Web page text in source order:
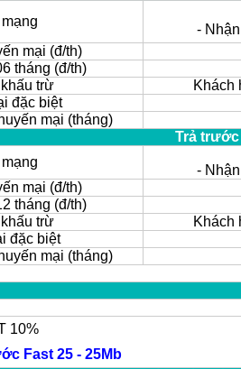
-
mại (đ/th)
tháng (đ/th)
trừ
Khách
đặc biệt
mại (tháng)
Trả trước
-
mại (đ/th)
tháng (đ/th)
trừ
Khách
đặc biệt
mại (tháng)
10%
Fast 25 - 25Mb